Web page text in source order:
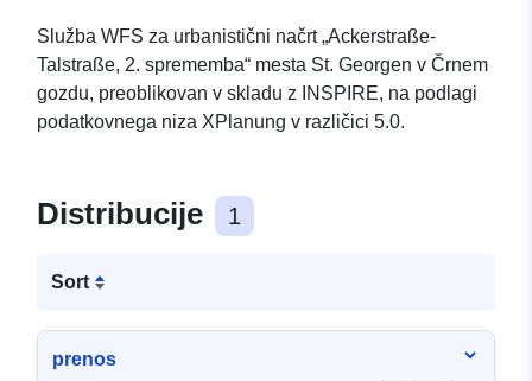
Služba WFS za urbanistični načrt „Ackerstraße-
Talstraße, 2. sprememba“ mesta St. Georgen v Črnem
gozdu, preoblikovan v skladu z INSPIRE, na podlagi
podatkovnega niza XPlanung v različici 5.0.
Distribucije 1
Sort
prenos